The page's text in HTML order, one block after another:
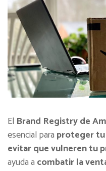
El Brand Registry de
esencial para proteger tu
evitar que vulneren tu
ayuda a combatir la